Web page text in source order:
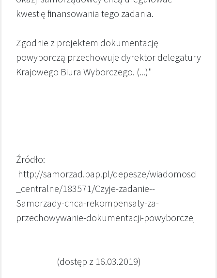
kwestię finansowania tego zadania.
Zgodnie z projektem dokumentację
powyborczą przechowuje dyrektor delegatury
Krajowego Biura Wyborczego. (...)"
Źródło:
http://samorzad.pap.pl/depesze/wiadomosci
_centralne/183571/Czyje-zadanie--
Samorzady-chca-rekompensaty-za-
przechowywanie-dokumentacji-powyborczej
(dostęp z 16.03.2019)